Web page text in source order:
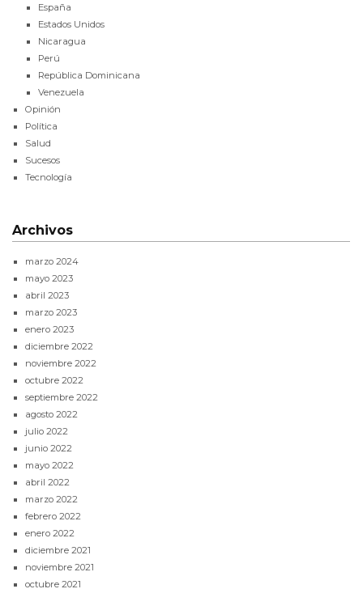
España
Estados Unidos
Nicaragua
Perú
República Dominicana
Venezuela
Opinión
Política
Salud
Sucesos
Tecnología
Archivos
marzo 2024
mayo 2023
abril 2023
marzo 2023
enero 2023
diciembre 2022
noviembre 2022
octubre 2022
septiembre 2022
agosto 2022
julio 2022
junio 2022
mayo 2022
abril 2022
marzo 2022
febrero 2022
enero 2022
diciembre 2021
noviembre 2021
octubre 2021